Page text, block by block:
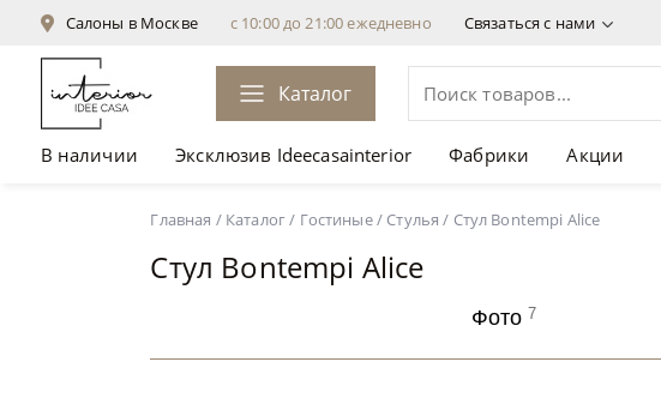
Салоны в Москве с 10:00 до 21:00 ежедневно Связаться с нами
Каталог
В наличии Эксклюзив Ideecasainterior Фабрики Акции
Главная / Каталог/ Гостиные/ Стулья / Стул Bontempi Alice
Стул Bontempi Alice
Фото 7